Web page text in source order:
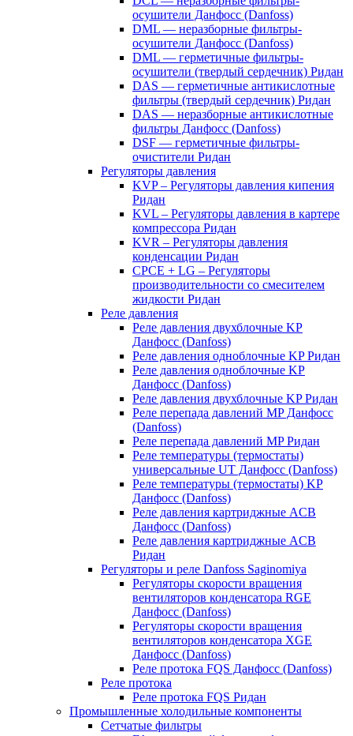
осушители Данфосс (Danfoss)
DML — неразборные фильтры-
осушители Данфосс (Danfoss)
DML — герметичные фильтры-
осушители (твердый сердечник) Ридан
DAS — герметичные антикислотные
фильтры (твердый сердечник) Ридан
DAS — неразборные антикислотные
фильтры Данфосс (Danfoss)
DSF — герметичные фильтры-
очистители Ридан
Регуляторы давления
KVP – Регуляторы давления кипения
Ридан
KVL – Регуляторы давления в картере
компрессора Ридан
KVR – Регуляторы давления
конденсации Ридан
CPCE + LG – Регуляторы
производительности со смесителем
жидкости Ридан
Реле давления
Реле давления двухблочные KP
Данфосс (Danfoss)
Реле давления одноблочные KP Ридан
Реле давления одноблочные KP
Данфосс (Danfoss)
Реле давления двухблочные KP Ридан
Реле перепада давлений MP Данфосс
(Danfoss)
Реле перепада давлений MP Ридан
Реле температуры (термостаты)
универсальные UT Данфосс (Danfoss)
Реле температуры (термостаты) KP
Данфосс (Danfoss)
Реле давления картриджные ACB
Данфосс (Danfoss)
Реле давления картриджные ACB
Ридан
Регуляторы и реле Danfoss Saginomiya
Регуляторы скорости вращения
вентиляторов конденсатора RGE
Данфосс (Danfoss)
Регуляторы скорости вращения
вентиляторов конденсатора XGE
Данфосс (Danfoss)
Реле протока FQS Данфосс (Danfoss)
Реле протока
Реле протока FQS Ридан
Промышленные холодильные компоненты
Сетчатые фильтры